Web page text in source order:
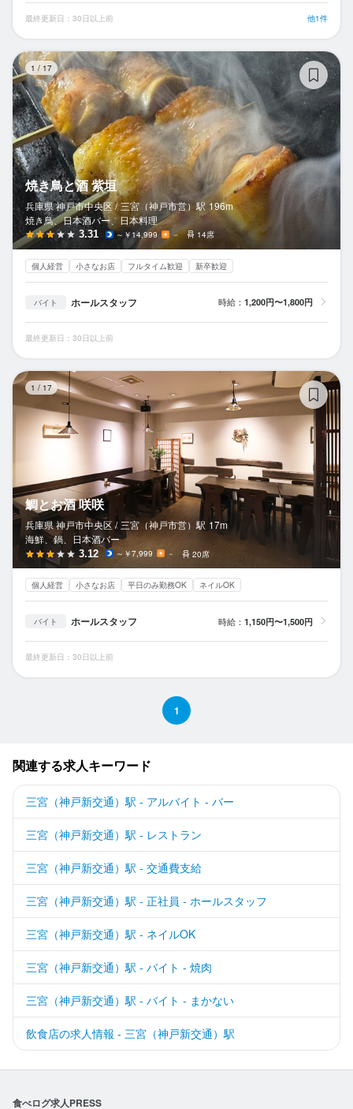
最終更新日：30日以上前 他1件
1 / 17
焼き鳥と酒 紫垣
兵庫県 神戸市中央区 / 三宮（神戸市営）駅 196m
焼き鳥、日本酒バー、日本料理
3.31 ～￥14,999 － 14席
個人経営 小さなお店 フルタイム歓迎 新卒歓迎
バイト ホールスタッフ 時給： 1,200円〜1,800円
最終更新日：30日以上前
1 / 17
鯛とお酒 咲咲
兵庫県 神戸市中央区 / 三宮（神戸市営） 駅 17m
海鮮、鍋、日本酒バー
3.12 ～￥7,999 － 20席
個人経営 小さなお店 平日のみ勤務OK ネイルOK
バイト ホールスタッフ 時給： 1,150円〜1,500円
最終更新日：30日以上前
1
関連する求人キーワード
三宮（神戸新交通）駅 - アルバイト - バー
三宮（神戸新交通）駅 - レストラン
三宮（神戸新交通）駅 - 交通費支給
三宮（神戸新交通）駅 - 正社員 - ホールスタッフ
三宮（神戸新交通）駅 - ネイルOK
三宮（神戸新交通）駅 - バイト - 焼肉
三宮（神戸新交通）駅 - バイト - まかない
飲食店の求人情報 - 三宮（神戸新交通）駅
食べログ求人PRESS